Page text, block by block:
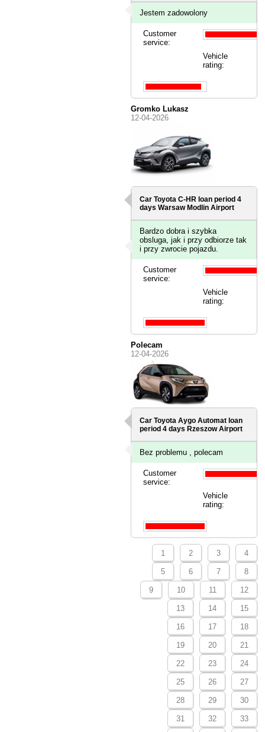
Jestem zadowolony
Customer
service:
Vehicle
rating:
Gromko Lukasz
12-04-2026
Car Toyota C-HR loan period 4
daysWarsaw Modlin Airport
Bardzo dobra i szybka
obsluga, jak i przy odbiorze tak
i przy zwrocie pojazdu.
Customer
service:
Vehicle
rating:
Polecam
12-04-2026
Car Toyota Aygo Automat loan
period 4 days Rzeszow Airport
Bez problemu , polecam
Customer
service:
Vehicle
rating:
1 2 3 4
5 6 7 8
9 10 11 12
13 14 15
16 17 18
19 20 21
22 23 24
25 26 27
28 29 30
31 32 33